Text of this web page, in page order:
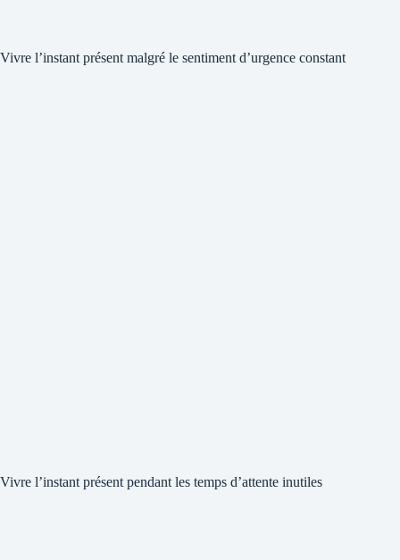
Vivre l’instant présent malgré le sentiment d’urgence constant
Vivre l’instant présent pendant les temps d’attente inutiles